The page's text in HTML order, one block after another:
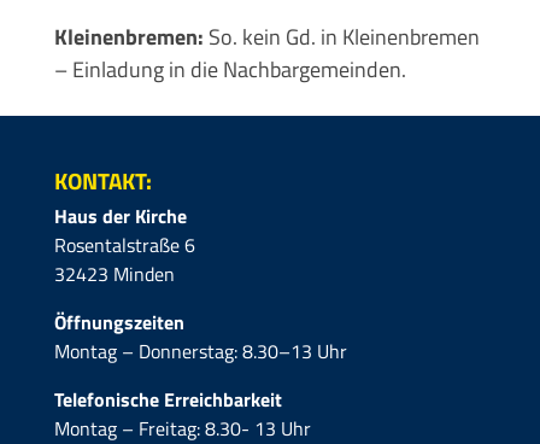
Kleinenbremen: So. kein Gd. in Kleinenbremen
– Einladung in die Nachbargemeinden.
KONTAKT:
Haus der Kirche
Rosentalstraße 6
32423 Minden
Öffnungszeiten
Montag – Donnerstag: 8.30–13 Uhr
Telefonische Erreichbarkeit
Montag – Freitag: 8.30- 13 Uhr